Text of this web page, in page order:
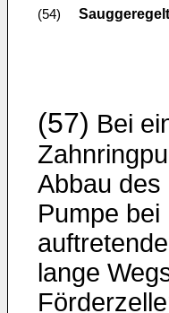
(54)
(57) Bei
Abbau des
Pumpe
lange